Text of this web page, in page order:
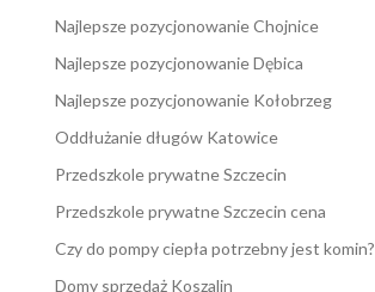
Najlepsze pozycjonowanie Chojnice
Najlepsze pozycjonowanie Dębica
Najlepsze pozycjonowanie Kołobrzeg
Oddłużanie długów Katowice
Przedszkole prywatne Szczecin
Przedszkole prywatne Szczecin cena
Czy do pompy ciepła potrzebny jest komin?
Domy sprzedaż Koszalin